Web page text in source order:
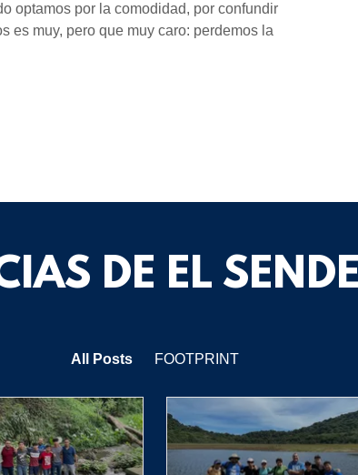
optamos por la comodidad, por confundir
es muy, pero que muy caro: perdemos la
DE EL
All Posts FOOTPRINT